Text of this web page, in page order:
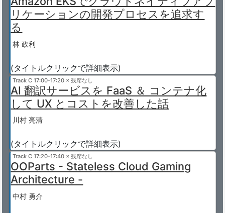
リケーションの開発プロセスを追求す
る
林 政利
(タイトルクリックで詳細表示)
Track C 17:00-17:20 × 残席なし
AI 翻訳サービスを FaaS ＆ コンテナ化
して UX とコストを改善した話
川村 亮清
(タイトルクリックで詳細表示)
Track C 17:20-17:40 × 残席なし
OOParts - Stateless Cloud Gaming
Architecture -
中村 勇介